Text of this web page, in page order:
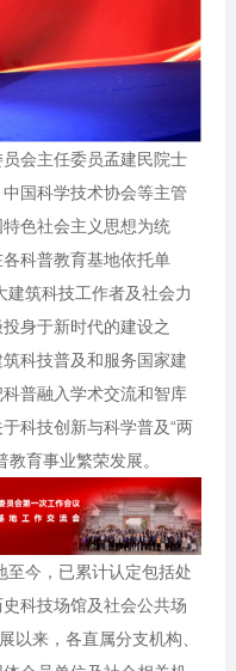
会主任委员孟建民院士
国科学技术协会等主管
色社会主义思想为统
科普教育基地依托单
筑科技工作者及社会力
身于新时代的建设之
科技普及和服务国家建
普融入学术交流和智库
科技创新与科学普及“两
育事业繁荣发展。
至今，已累计认定包括处
科技场馆及社会公共场
以来，各直属分支机构、